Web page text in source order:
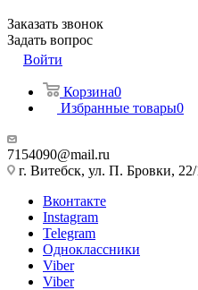
Заказать звонок
Задать вопрос
Войти
Корзина0
Избранные товары0
7154090@mail.ru
г. Витебск, ул. П. Бровки, 22/
Вконтакте
Instagram
Telegram
Одноклассники
Viber
Viber